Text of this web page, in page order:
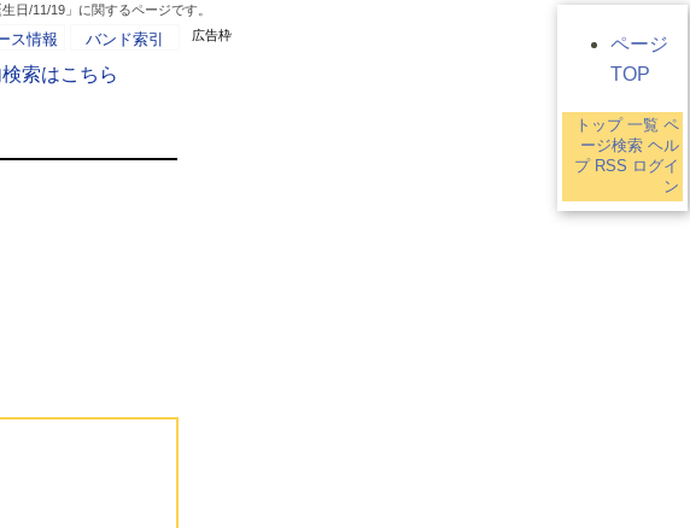
日/11/19」に関するページです。
ス情報 バンド索引
索はこちら
広告枠
ページ
TOP
トップ 一覧 ペ
ージ検索 ヘル
プ RSS ログイ
ン